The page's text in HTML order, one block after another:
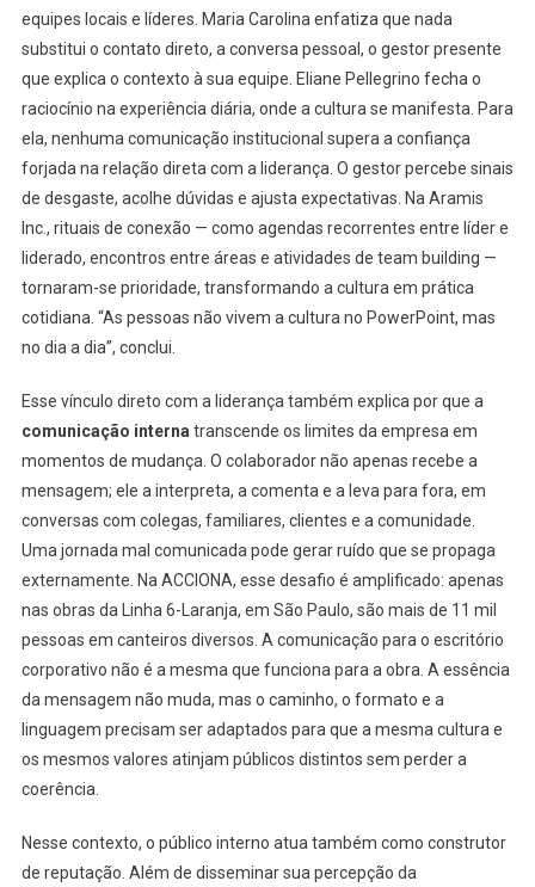
equipes locais e líderes. Maria Carolina enfatiza que nada
substitui o contato direto, a conversa pessoal, o gestor presente
que explica o contexto à sua equipe. Eliane Pellegrino fecha o
raciocínio na experiência diária, onde a cultura se manifesta. Para
ela, nenhuma comunicação institucional supera a confiança
forjada na relação direta com a liderança. O gestor percebe sinais
de desgaste, acolhe dúvidas e ajusta expectativas. Na Aramis
Inc., rituais de conexão — como agendas recorrentes entre líder e
liderado, encontros entre áreas e atividades de team building —
tornaram-se prioridade, transformando a cultura em prática
cotidiana. “As pessoas não vivem a cultura no PowerPoint, mas
no dia a dia”, conclui.
Esse vínculo direto com a liderança também explica por que a
comunicação interna transcende os limites da empresa em
momentos de mudança. O colaborador não apenas recebe a
mensagem; ele a interpreta, a comenta e a leva para fora, em
conversas com colegas, familiares, clientes e a comunidade.
Uma jornada mal comunicada pode gerar ruído que se propaga
externamente. Na ACCIONA, esse desafio é amplificado: apenas
nas obras da Linha 6-Laranja, em São Paulo, são mais de 11 mil
pessoas em canteiros diversos. A comunicação para o escritório
corporativo não é a mesma que funciona para a obra. A essência
da mensagem não muda, mas o caminho, o formato e a
linguagem precisam ser adaptados para que a mesma cultura e
os mesmos valores atinjam públicos distintos sem perder a
coerência.
Nesse contexto, o público interno atua também como construtor
de reputação. Além de disseminar sua percepção da